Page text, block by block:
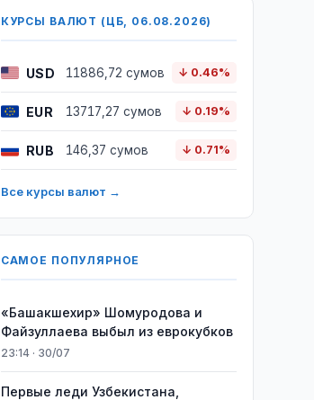
КУРСЫ ВАЛЮТ (ЦБ, 06.08.2026)
USD 11886,72 сумов ↓ 0.46%
EUR 13717,27 сумов ↓ 0.19%
RUB 146,37 сумов ↓ 0.71%
Все курсы валют →
САМОЕ ПОПУЛЯРНОЕ
«Башакшехир» Шомуродова и
Файзуллаева выбыл из еврокубков
23:14 · 30/07
Первые леди Узбекистана,